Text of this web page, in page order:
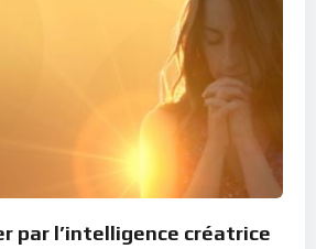
par l’intelligence créatrice